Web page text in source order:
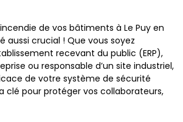
de vos bâtiments à Le Puy en
aussi crucial ! Que vous soyez
recevant du public (ERP),
ou responsable d’un site industriel,
de votre système de sécurité
clé pour protéger vos collaborateurs,